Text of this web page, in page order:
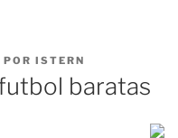
POR ISTERN
baratas